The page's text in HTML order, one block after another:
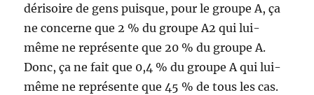
dérisoire de gens puisque, pour le groupe A, ça
ne concerne que 2 % du groupe A2 qui lui-
même ne représente que 20 % du groupe A.
Donc, ça ne fait que 0,4 % du groupe A qui lui-
même ne représente que 45 % de tous les cas.